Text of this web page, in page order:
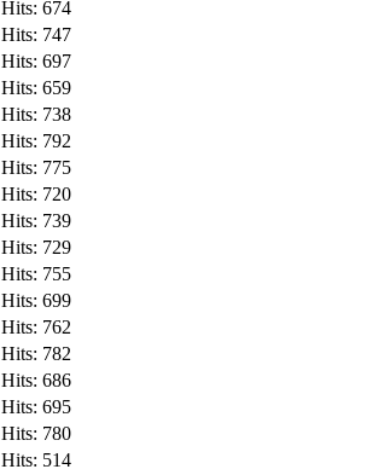
Hits: 674
Hits: 747
Hits: 697
Hits: 659
Hits: 738
Hits: 792
Hits: 775
Hits: 720
Hits: 739
Hits: 729
Hits: 755
Hits: 699
Hits: 762
Hits: 782
Hits: 686
Hits: 695
Hits: 780
Hits: 514